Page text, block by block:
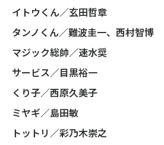
イトウくん／玄田哲章
タンノくん／難波圭一、西村智博
マジック総帥／速水奨
サービス／目黒裕一
くり子／西原久美子
ミヤギ／島田敏
トットリ／彩乃木崇之